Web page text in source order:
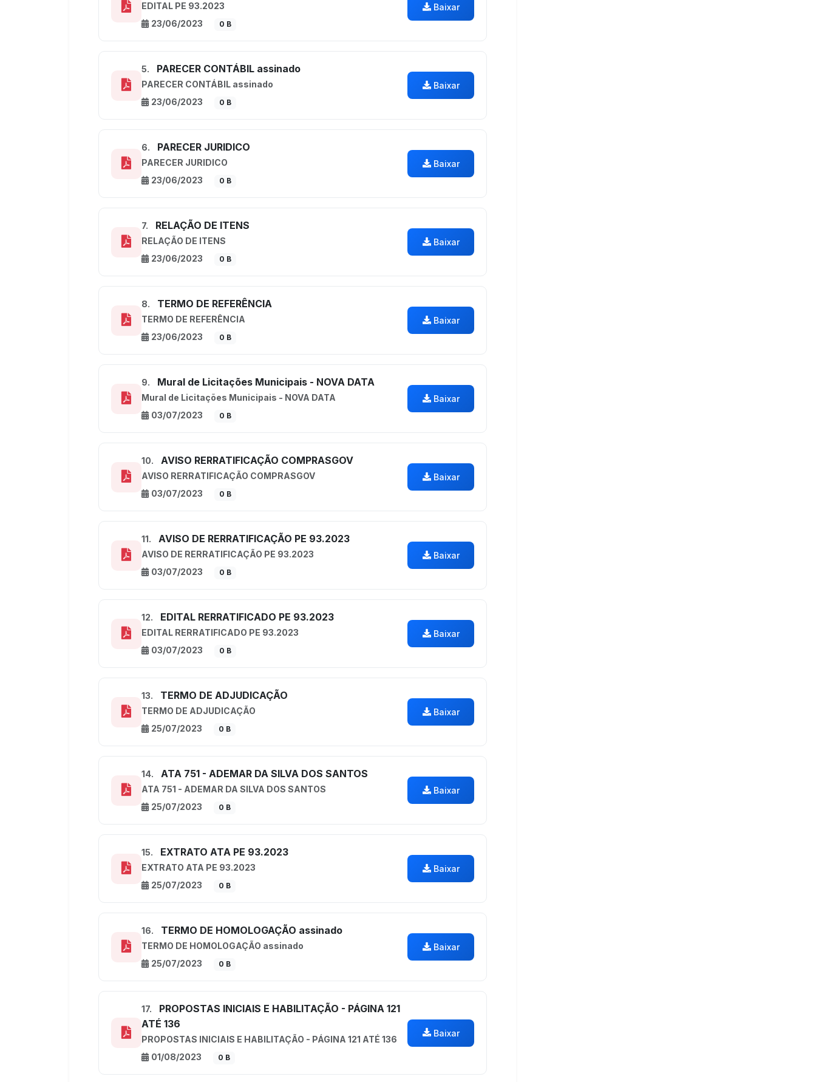
EDITAL PE 93.2023
23/06/2023
0 B
Baixar
5. PARECER CONTÁBIL assinado
PARECER CONTÁBIL assinado
23/06/2023
0 B
Baixar
6. PARECER JURIDICO
PARECER JURIDICO
23/06/2023
0 B
Baixar
7. RELAÇÃO DE ITENS
RELAÇÃO DE ITENS
23/06/2023
0 B
Baixar
8. TERMO DE REFERÊNCIA
TERMO DE REFERÊNCIA
23/06/2023
0 B
Baixar
9. Mural de Licitações Municipais - NOVA DATA
Mural de Licitações Municipais - NOVA DATA
03/07/2023
0 B
Baixar
10. AVISO RERRATIFICAÇÃO COMPRASGOV
AVISO RERRATIFICAÇÃO COMPRASGOV
03/07/2023
0 B
Baixar
11. AVISO DE RERRATIFICAÇÃO PE 93.2023
AVISO DE RERRATIFICAÇÃO PE 93.2023
03/07/2023
0 B
Baixar
12. EDITAL RERRATIFICADO PE 93.2023
EDITAL RERRATIFICADO PE 93.2023
03/07/2023
0 B
Baixar
13. TERMO DE ADJUDICAÇÃO
TERMO DE ADJUDICAÇÃO
25/07/2023
0 B
Baixar
14. ATA 751 - ADEMAR DA SILVA DOS SANTOS
ATA 751 - ADEMAR DA SILVA DOS SANTOS
25/07/2023
0 B
Baixar
15. EXTRATO ATA PE 93.2023
EXTRATO ATA PE 93.2023
25/07/2023
0 B
Baixar
16. TERMO DE HOMOLOGAÇÃO assinado
TERMO DE HOMOLOGAÇÃO assinado
25/07/2023
0 B
Baixar
17.
PROPOSTAS INICIAIS E HABILITAÇÃO - PÁGINA 121
ATÉ 136
PROPOSTAS INICIAIS E HABILITAÇÃO - PÁGINA 121 ATÉ 136
01/08/2023
0 B
Baixar